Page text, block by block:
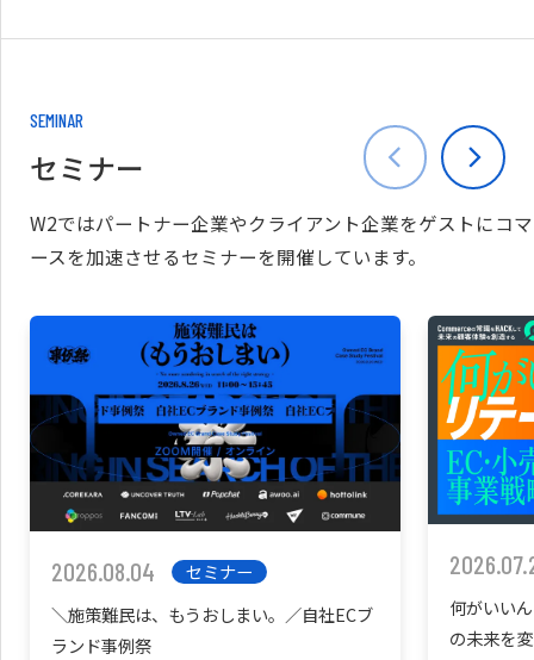
SEMINAR
セミナー
W2ではパートナー企業やクライアント企業をゲストにコマ
ースを加速させるセミナーを開催しています。
2026.08.04
セミナー
＼施策難民は、もうおしまい。／自社ECブ
ランド事例祭
何がいい
の未来を